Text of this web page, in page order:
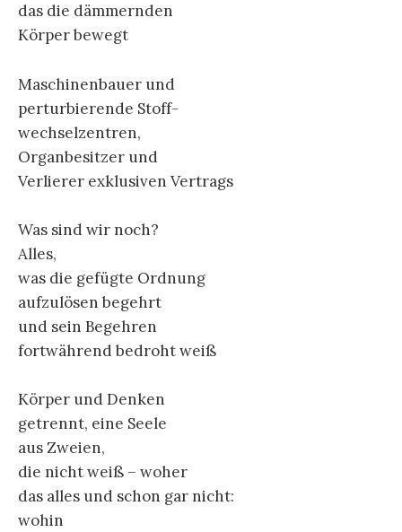
das die dämmernden
Körper bewegt
Maschinenbauer und
perturbierende Stoff-
wechselzentren,
Organbesitzer und
Verlierer exklusiven Vertrags
Was sind wir noch?
Alles,
was die gefügte Ordnung
aufzulösen begehrt
und sein Begehren
fortwährend bedroht weiß
Körper und Denken
getrennt, eine Seele
aus Zweien,
die nicht weiß – woher
das alles und schon gar nicht:
wohin